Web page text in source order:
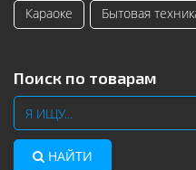
Караоке
Бытовая
Поиск по товарам
НАЙТИ